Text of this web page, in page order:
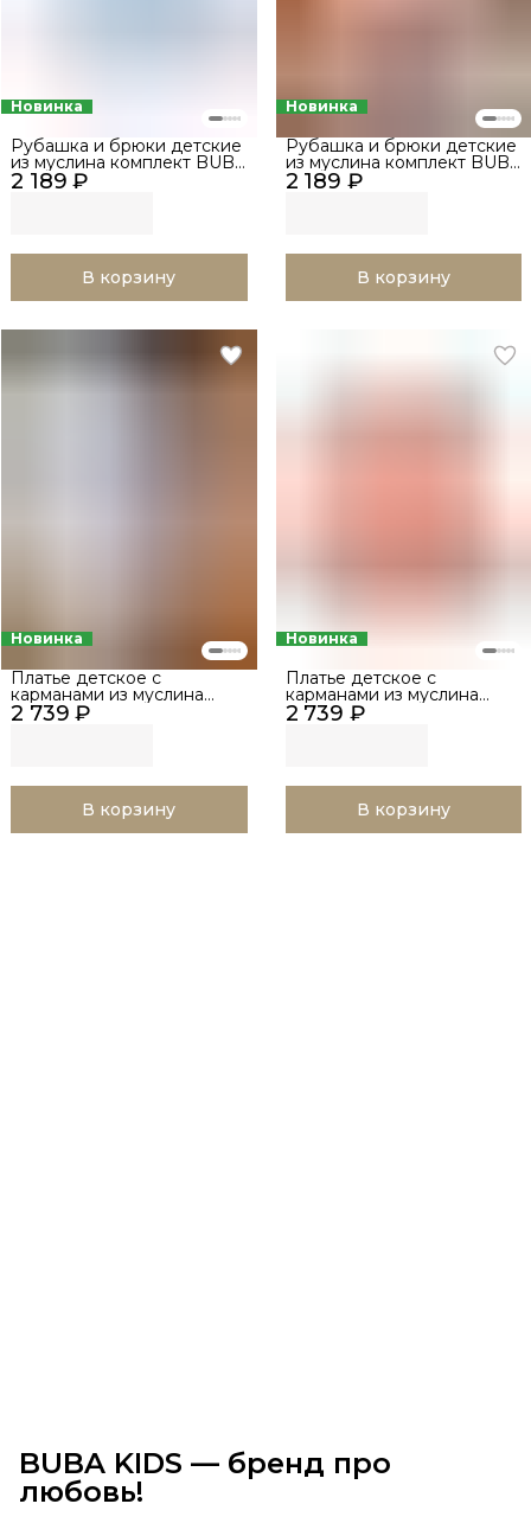
Новинка
2 189 ₽
Рубашка и брюки детские
из муслина комплект BUBA
KIDS, Нежно-голубой, р.
68-74
В корзину
Новинка
2 189 ₽
Рубашка и брюки детские
из муслина комплект BUBA
KIDS, Пудра, р. 68-74
В корзину
Новинка
2 739 ₽
Платье детское с
карманами из муслина
BUBA KIDS, Таёжные
ягоды, р. 68-74
В корзину
Новинка
2 739 ₽
Платье детское с
карманами из муслина
BUBA KIDS, Ягодная
поляна, р. 68-74
В корзину
BUBA KIDS — бренд про
любовь!